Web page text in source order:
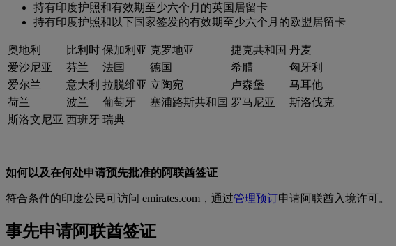
持有印度护照和有效期至少六个月的英国居留卡
持有印度护照和以下国家签发的有效期至少六个月的欧盟居留卡
奥地利 比利时 保加利亚 克罗地亚 捷克共和国 丹麦
爱沙尼亚
芬兰 法国 德国 希腊
匈牙利
爱尔兰
意大利 拉脱维亚 立陶宛 卢森堡
马耳他
荷兰
波兰 葡萄牙 塞浦路斯共和国 罗马尼亚
斯洛伐克
斯洛文尼亚 西班牙 瑞典
如何以及在何处申请预先批准的阿联酋签证
符合条件的印度公民可访问 emirates.com，通过管理预订申请阿联酋入境许可。
事先申请阿联酋签证